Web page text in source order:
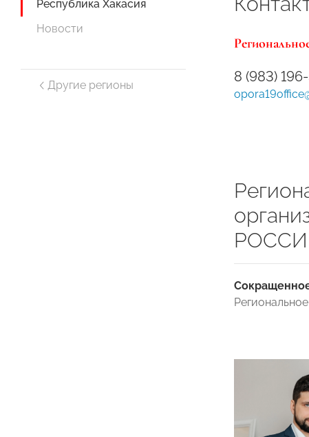
Республика Хакасия
Новости
Другие регионы
8 (983)